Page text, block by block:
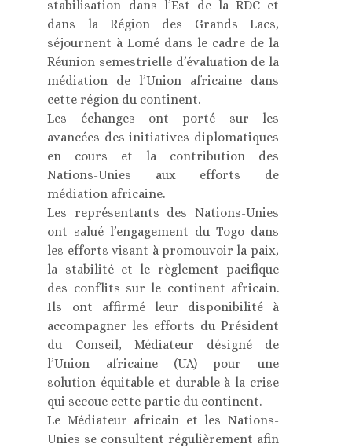
stabilisation dans l’Est de la RDC et
dans la Région des Grands Lacs,
séjournent à Lomé dans le cadre de la
Réunion semestrielle d’évaluation de la
médiation de l’Union africaine dans
cette région du continent.
Les échanges ont porté sur les
avancées des initiatives diplomatiques
en cours et la contribution des
Nations-Unies aux efforts de
médiation africaine.
Les représentants des Nations-Unies
ont salué l’engagement du Togo dans
les efforts visant à promouvoir la paix,
la stabilité et le règlement pacifique
des conflits sur le continent africain.
Ils ont affirmé leur disponibilité à
accompagner les efforts du Président
du Conseil, Médiateur désigné de
l’Union africaine (UA) pour une
solution équitable et durable à la crise
qui secoue cette partie du continent.
Le Médiateur africain et les Nations-
Unies se consultent régulièrement afin